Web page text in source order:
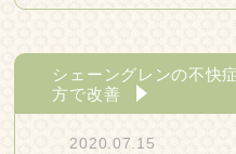
シェーングレンの不快
方で改善
2020.07.15